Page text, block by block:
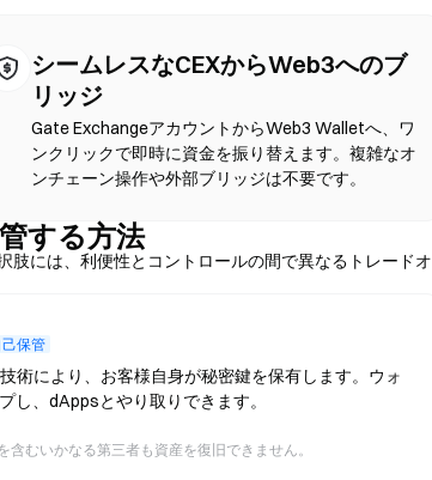
シームレスなCEXからWeb3へのブ
リッジ
Gate ExchangeアカウントからWeb3 Walletへ、ワ
ンクリックで即時に資金を振り替えます。複雑なオ
ンチェーン操作や外部ブリッジは不要です。
する方法
には、利便性とコントロールの間で異なるトレードオ
己保管
術により、お客様自身が秘密鍵を保有します。ウォ
し、dAppsとやり取りできます。
むいかなる第三者も資産を復旧できません。